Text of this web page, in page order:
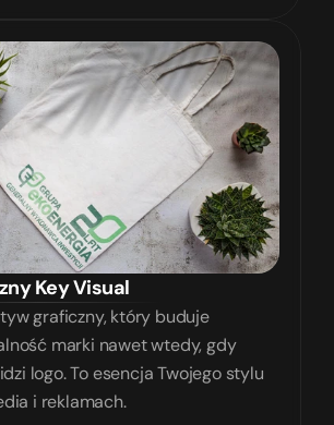
Key Visual
graficzny, który buduje
marki nawet wtedy, gdy
logo. To esencja Twojego stylu
i reklamach.